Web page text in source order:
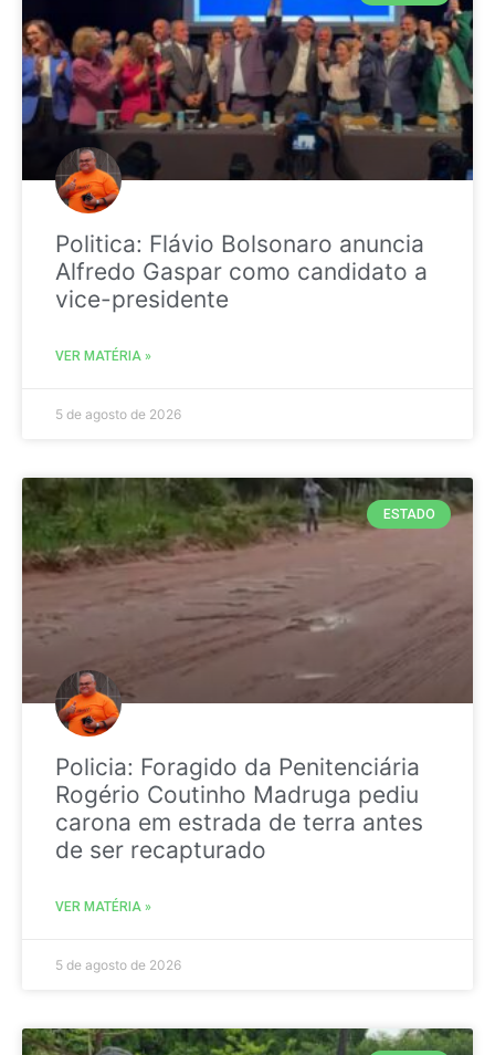
Politica: Flávio Bolsonaro anuncia
Alfredo Gaspar como candidato a
vice-presidente
VER MATÉRIA »
5 de agosto de 2026
ESTADO
Policia: Foragido da Penitenciária
Rogério Coutinho Madruga pediu
carona em estrada de terra antes
de ser recapturado
VER MATÉRIA »
5 de agosto de 2026